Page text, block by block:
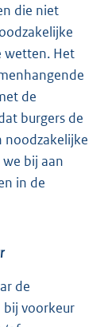
die niet
wetten. Het
de
burgers de
noodzakelijke
bij aan
in de
de
voorkeur